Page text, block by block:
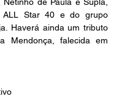
Netinho de Paula e Supla,
ALL Star 40 e do grupo
Haverá ainda um tributo
Mendonça, falecida em